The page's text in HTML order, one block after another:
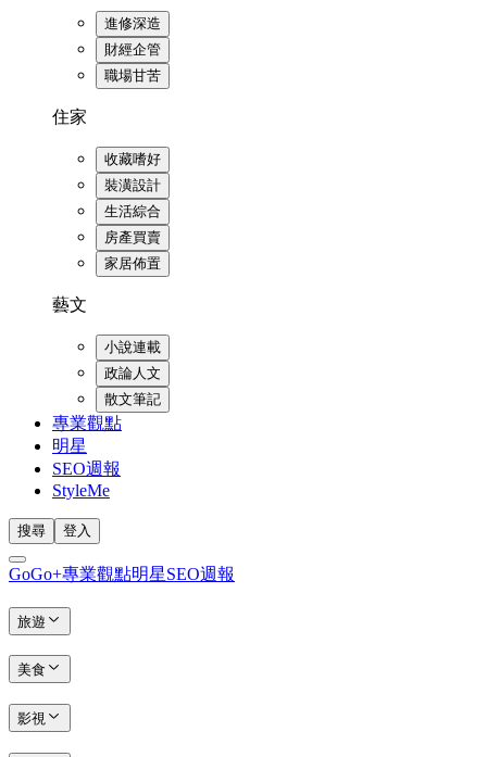
進修深造
財經企管
職場甘苦
住家
收藏嗜好
裝潢設計
生活綜合
房產買賣
家居佈置
藝文
小說連載
政論人文
散文筆記
專業觀點
明星
SEO週報
StyleMe
搜尋 登入
GoGo+專業觀點明星SEO週報
旅遊
美食
影視